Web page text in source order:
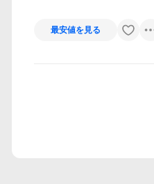
最安値を見る